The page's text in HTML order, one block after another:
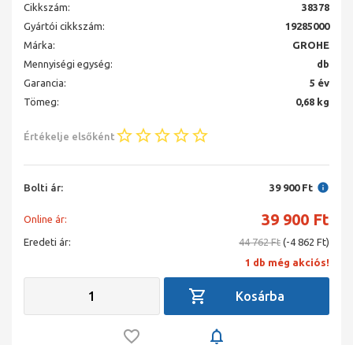
Cikkszám:
38378
Gyártói cikkszám:
19285000
Márka:
GROHE
Mennyiségi egység:
db
Garancia:
5 év
Tömeg:
0,68 kg
Értékelje elsőként
Bolti ár: 39 900 Ft
Online ár: 39 900 Ft
Eredeti ár: 44 762 Ft (-4 862 Ft)
1 db még akciós!